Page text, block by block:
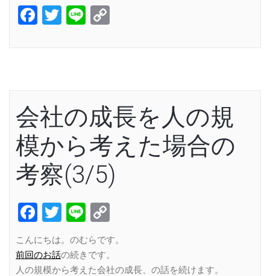
Facebook
Twitter
Line
会社の成長を人の規
模から考えた場合の
考察(3/5)
Facebook
Twitter
Line
Link
こんにちは。のむらです。
前回のお話の続きです。
人の規模から考えた会社の成長、の話を続けます。